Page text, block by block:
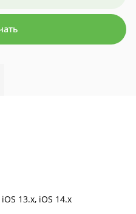
13.x, iOS 14.x